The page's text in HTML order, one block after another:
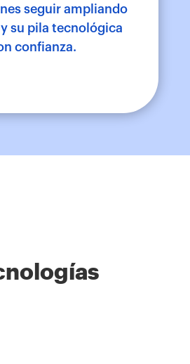
seguir ampliando
su pila tecnológica
confianza.